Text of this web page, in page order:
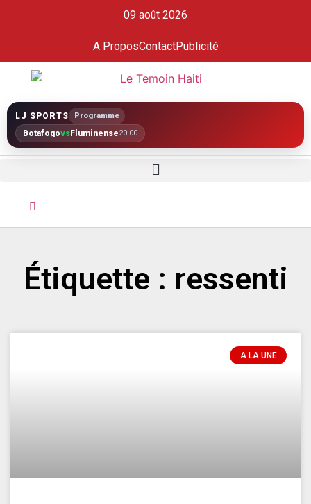
09 août 2026
A ProposContactPublicité
LJ SPORTS Programme
BotafogovsFluminense20:00
Étiquette : ressenti
A LA UNE